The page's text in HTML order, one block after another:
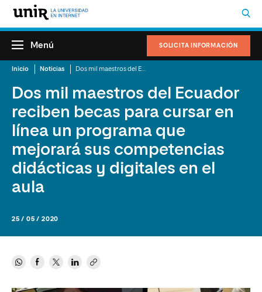
SOLICITA INFORMACIÓN
Menú
Inicio Noticias
Dos mil maestros del Ecuador
reciben becas para cursar en
línea un programa que
mejorará sus competencias
didácticas y digitales en el
aula
25 / 05 / 2020